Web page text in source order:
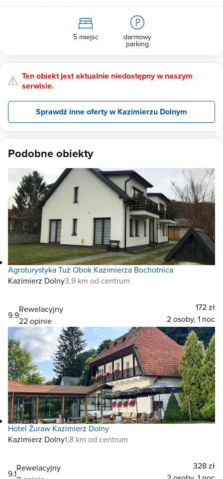
5 miejsc darmowy
parking
Ten obiekt jest aktualnie niedostępny w naszym
serwisie.
Sprawdź inne oferty w Kazimierzu Dolnym
Podobne obiekty
Agroturystyka Tuż Obok Kazimierza Bochotnica
Kazimierz Dolny3,9 km od centrum
9.9
Rewelacyjny
22 opinie
172 zł
2 osoby, 1 noc
Hotel Żuraw Kazimierz Dolny
Kazimierz Dolny1,8 km od centrum
9.1
Rewelacyjny
328 zł